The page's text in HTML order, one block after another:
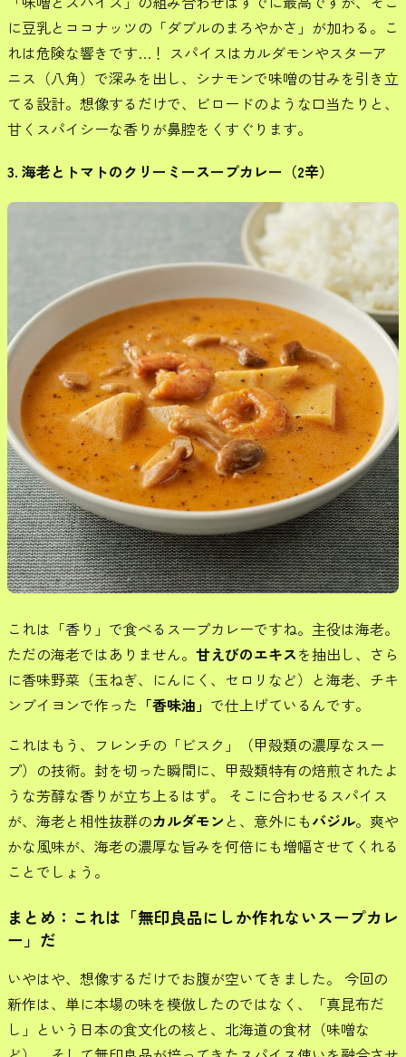
に豆乳とココナッツの「ダブルのまろやかさ」が加わる。こ
れは危険な響きです…！ スパイスはカルダモンやスターア
ニス（八角）で深みを出し、シナモンで味噌の甘みを引き立
てる設計。想像するだけで、ビロードのような口当たりと、
甘くスパイシーな香りが鼻腔をくすぐります。
3. 海老とトマトのクリーミースープカレー（2辛）
これは「香り」で食べるスープカレーですね。主役は海老。
ただの海老ではありません。 甘えびのエキスを抽出し、さら
に香味野菜（玉ねぎ、にんにく、セロリなど）と海老、チキ
ンブイヨンで作った 「香味油」 で仕上げているんです。
これはもう、フレンチの「ビスク」（甲殻類の濃厚なスー
プ）の技術。封を切った瞬間に、甲殻類特有の焙煎されたよ
うな芳醇な香りが立ち上るはず。 そこに合わせるスパイス
が、海老と相性抜群のカルダモンと、意外にもバジル。爽や
かな風味が、海老の濃厚な旨みを何倍にも増幅させてくれる
ことでしょう。
まとめ：これは「無印良品にしか作れないスープカレ
ー」だ
いやはや、想像するだけでお腹が空いてきました。 今回の
新作は、単に本場の味を模倣したのではなく、「真昆布だ
し」という日本の食文化の核と、北海道の食材（味噌な